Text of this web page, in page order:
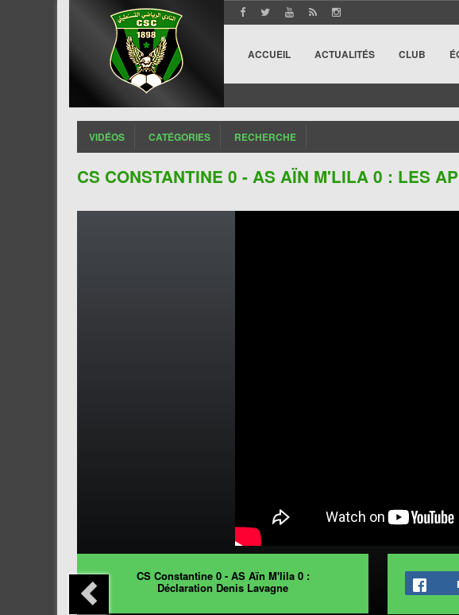
ACCUEIL ACTUALITÉS CLUB
VIDÉOS CATÉGORIES RECHERCHE
CS CONSTANTINE 0 - AS AÏN M'LILA 0 : LES
CS Constantine 0 - AS Aïn M'lila 0 :
Déclaration Denis Lavagne